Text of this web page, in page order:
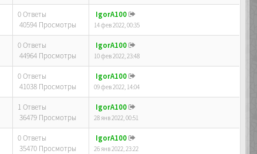
0 Ответы
40594 Просмотры
IgorA100
14 фев 2022, 00:35
0 Ответы
44964 Просмотры
IgorA100
10 фев 2022, 23:48
0 Ответы
41038 Просмотры
IgorA100
09 фев 2022, 14:04
1 Ответы
36479 Просмотры
IgorA100
28 янв 2022, 00:51
0 Ответы
35470 Просмотры
IgorA100
26 янв 2022, 23:22